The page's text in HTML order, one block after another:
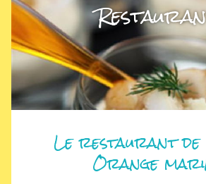
Le restaurant de
Orange